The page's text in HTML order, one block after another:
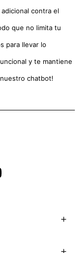
contra el
que no limita tu
para llevar lo
y te mantiene
chatbot!